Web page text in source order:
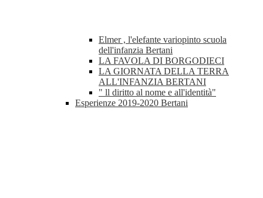
Elmer , l'elefante variopinto scuola
dell'infanzia Bertani
LA FAVOLA DI BORGODIECI
LA GIORNATA DELLA TERRA
ALL'INFANZIA BERTANI
" ll diritto al nome e all'identità"
Esperienze 2019-2020 Bertani